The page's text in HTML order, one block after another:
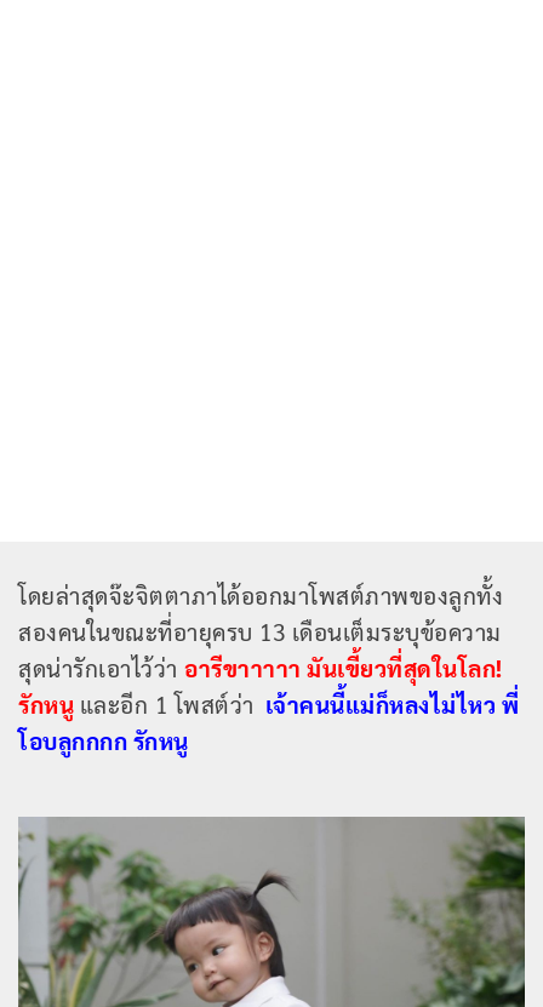
โดยล่าสุดจ๊ะจิตตาภาได้ออกมาโพสต์ภาพของลูกทั้ง
สองคนในขณะที่อายุครบ 13 เดือนเต็มระบุข้อความ
สุดน่ารักเอาไว้ว่า อารีขาาาาา มันเขี้ยวที่สุดในโลก!
รักหนู และอีก 1 โพสต์ว่า เจ้าคนนี้แม่ก็หลงไม่ไหว พี่
โอบลูกกกก รักหนู